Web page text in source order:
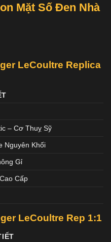
Mặt Số Đen Nhà
LeCoultre Replica
– Cơ Thuỵ Sỹ
Nguyên Khối
Gỉ
Cấp
LeCoultre Rep 1:1